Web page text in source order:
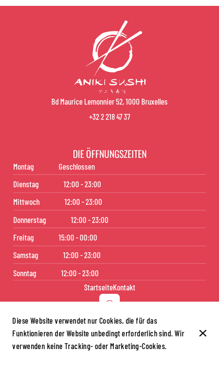
Bd Maurice Lemonnier 52, 1000 Bruxelles
+32 2 218 47 37
DIE ÖFFNUNGSZEITEN
Montag
Geschlossen
Dienstag
12:00 - 23:00
Mittwoch
12:00 - 23:00
Donnerstag
12:00 - 23:00
Freitag
15:00 - 00:00
Samstag
12:00 - 23:00
Sonntag
12:00 - 23:00
StartseiteKontakt
© Aniki Sushi 2026
Rechtlicher HinweisDatenschutzCookie-Einstellungen
Diese Website verwendet nur Cookies, die für das
Funktionieren der Website unbedingt erforderlich sind. Wir
verwenden keine Tracking- oder Marketing-Cookies.